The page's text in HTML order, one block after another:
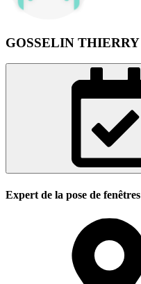
GOSSELIN THIERRY
Expert de la pose de